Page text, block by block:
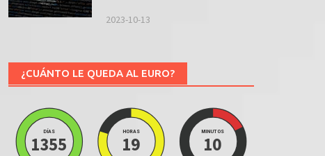
2023-10-13
¿CUÁNTO LE QUEDA AL EURO?
DÍAS
1355
HORAS
19
MINUTOS
10